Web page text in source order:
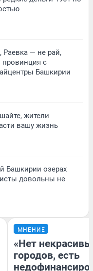
— не рай,
с
Башкирии
жители
вашу жизнь
Башкирии озерах
довольны не
МНЕНИЕ
«Нет
городов, есть